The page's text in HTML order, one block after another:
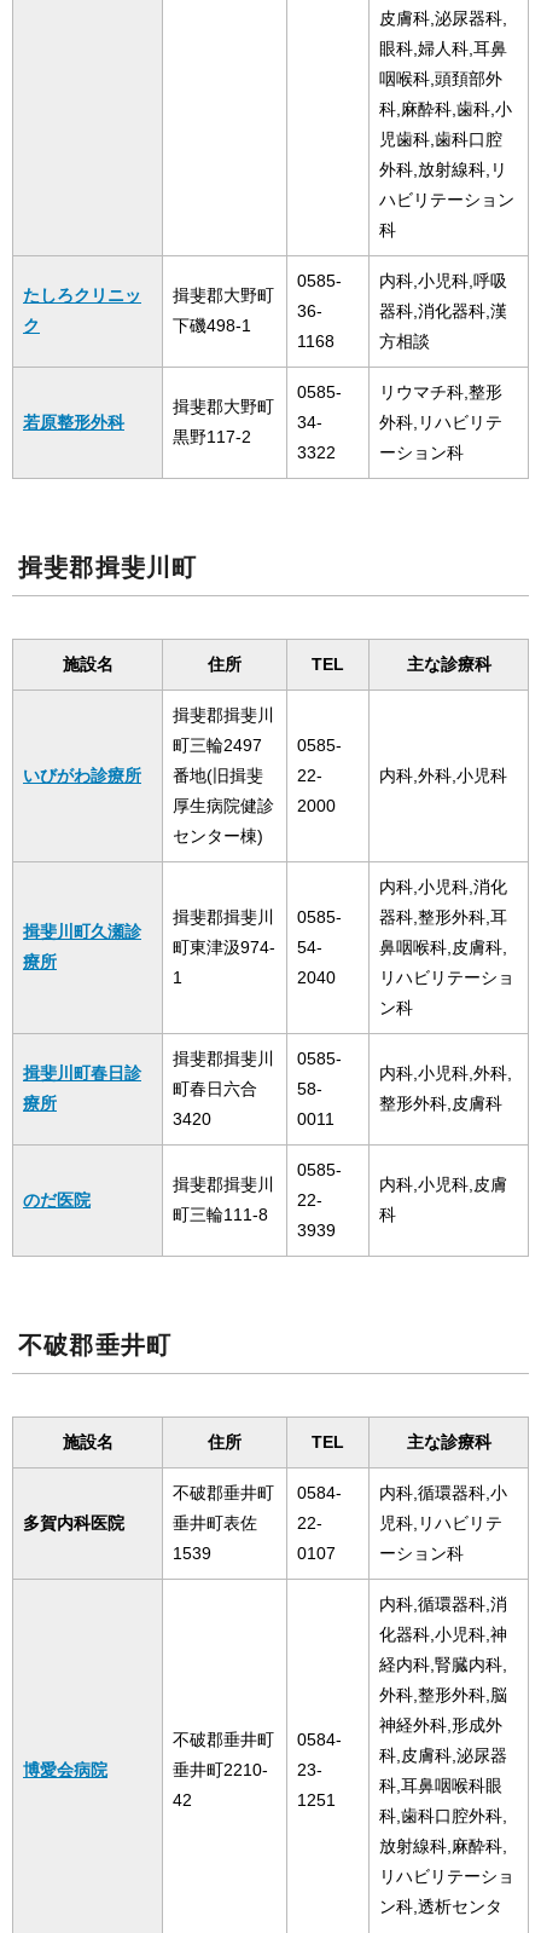
皮膚科,泌尿器科,
眼科,婦人科,耳鼻
咽喉科,頭頚部外
科,麻酔科,歯科,小
児歯科,歯科口腔
外科,放射線科,リ
ハビリテーション
科
たしろクリニッ
ク
揖斐郡大野町
下磯498-1
0585-
36-
1168
内科,小児科,呼吸
器科,消化器科,漢
方相談
若原整形外科
揖斐郡大野町
黒野117-2
0585-
34-
3322
リウマチ科,整形
外科,リハビリテ
ーション科
揖斐郡揖斐川町
施設名 住所 TEL 主な診療科
いびがわ診療所
揖斐郡揖斐川
町三輪2497
番地(旧揖斐
厚生病院健診
センター棟)
0585-
22-
2000
内科,外科,小児科
揖斐川町久瀬診
療所
揖斐郡揖斐川
町東津汲974-
1
0585-
54-
2040
内科,小児科,消化
器科,整形外科,耳
鼻咽喉科,皮膚科,
リハビリテーショ
ン科
揖斐川町春日診
療所
揖斐郡揖斐川
町春日六合
3420
0585-
58-
0011
内科,小児科,外科,
整形外科,皮膚科
のだ医院
揖斐郡揖斐川
町三輪111-8
0585-
22-
3939
内科,小児科,皮膚
科
不破郡垂井町
施設名 住所 TEL 主な診療科
多賀内科医院
不破郡垂井町
垂井町表佐
1539
0584-
22-
0107
内科,循環器科,小
児科,リハビリテ
ーション科
博愛会病院
不破郡垂井町
垂井町2210-
42
0584-
23-
1251
内科,循環器科,消
化器科,小児科,神
経内科,腎臓内科,
外科,整形外科,脳
神経外科,形成外
科,皮膚科,泌尿器
科,耳鼻咽喉科眼
科,歯科口腔外科,
放射線科,麻酔科,
リハビリテーショ
ン科,透析センタ